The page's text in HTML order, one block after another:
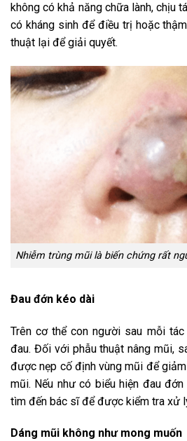
không có khả năng chữa lành, chịu
có kháng sinh để điều trị hoặc
thuật lại để giải quyết.
Nhiễm trùng mũi là biến chứng rất
Đau đớn kéo dài
Trên cơ thể con người sau mỗi
đau. Đối với phẫu thuật nâng mũi,
được nẹp cố định vùng mũi để
mũi. Nếu như có biểu hiện đau
tìm đến bác sĩ để được kiểm tra xử
Dáng mũi không như mong muốn